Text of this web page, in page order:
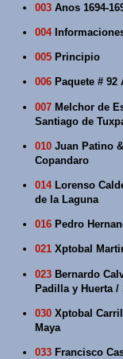
003 Anos 1694-
004
005 Principio
006 Paquete # 92
007 Melchor de
Santiago de
010 Juan Patino
Copandaro
014Lorenso
de la Laguna
016 Pedro
021 Xptobal
023 Bernardo
Padilla y Huerta
030 Xptobal
Maya
033 Francisco